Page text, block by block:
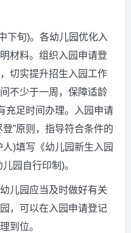
下旬)。各幼儿园优化入
材料。组织入园申请登
切实提升招生入园工作
不少于一周，保障适龄
充足时间办理。入园申请
”原则，指导符合条件的
)填写《幼儿园新生入园
园自行印制)。
儿园应当及时做好有关
，可以在入园申请登记
到位。